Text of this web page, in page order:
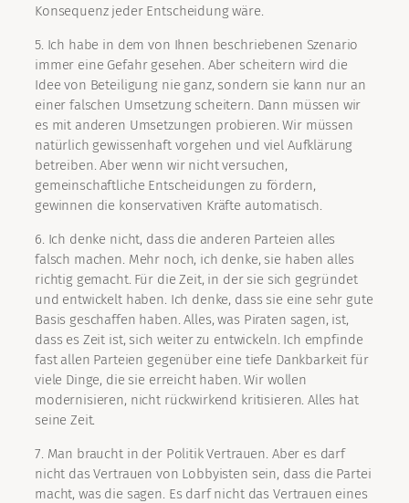
Konsequenz jeder Entscheidung wäre.
5. Ich habe in dem von Ihnen beschriebenen Szenario
immer eine Gefahr gesehen. Aber scheitern wird die
Idee von Beteiligung nie ganz, sondern sie kann nur an
einer falschen Umsetzung scheitern. Dann müssen wir
es mit anderen Umsetzungen probieren. Wir müssen
natürlich gewissenhaft vorgehen und viel Aufklärung
betreiben. Aber wenn wir nicht versuchen,
gemeinschaftliche Entscheidungen zu fördern,
gewinnen die konservativen Kräfte automatisch.
6. Ich denke nicht, dass die anderen Parteien alles
falsch machen. Mehr noch, ich denke, sie haben alles
richtig gemacht. Für die Zeit, in der sie sich gegründet
und entwickelt haben. Ich denke, dass sie eine sehr gute
Basis geschaffen haben. Alles, was Piraten sagen, ist,
dass es Zeit ist, sich weiter zu entwickeln. Ich empfinde
fast allen Parteien gegenüber eine tiefe Dankbarkeit für
viele Dinge, die sie erreicht haben. Wir wollen
modernisieren, nicht rückwirkend kritisieren. Alles hat
seine Zeit.
7. Man braucht in der Politik Vertrauen. Aber es darf
nicht das Vertrauen von Lobbyisten sein, dass die Partei
macht, was die sagen. Es darf nicht das Vertrauen eines